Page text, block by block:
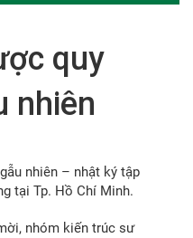
quy
nhiên
nhiên – nhật ký tập
tại Tp. Hồ Chí Minh.
nhóm kiến trúc sư